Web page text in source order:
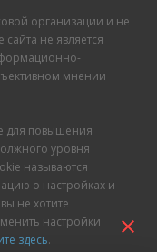
close
организации и не
не является
мнении
для повышения
уровня
называются
о настройках и
не хотите
настройки
здесь.